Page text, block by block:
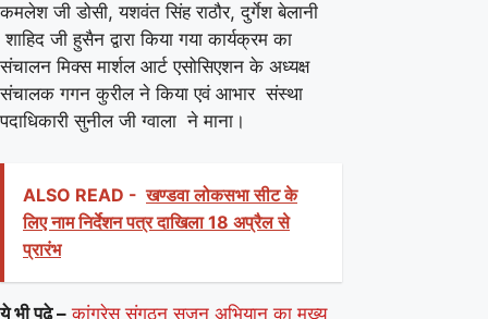
कमलेश जी डोसी, यशवंत सिंह राठौर, दुर्गेश बेलानी
शाहिद जी हुसैन द्वारा किया गया कार्यक्रम का
संचालन मिक्स मार्शल आर्ट एसोसिएशन के अध्यक्ष
संचालक गगन कुरील ने किया एवं आभार संस्था
पदाधिकारी सुनील जी ग्वाला ने माना।
ALSO READ - खण्डवा लोकसभा सीट के
लिए नाम निर्देशन पत्र दाखिला 18 अप्रैल से
प्रारंभ
ये भी पढ़े – कांग्रेस संगठन सृजन अभियान का मुख्य